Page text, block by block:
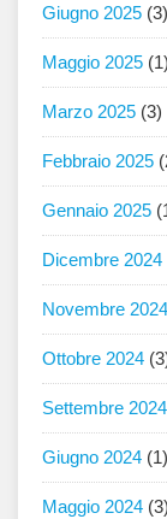
Giugno 2025 (3)
Maggio 2025 (1)
Marzo 2025 (3)
Febbraio 2025
Gennaio 2025
Dicembre 2024
Novembre 2024
Ottobre 2024
Settembre 2024
Giugno 2024 (1)
Maggio 2024 (3)